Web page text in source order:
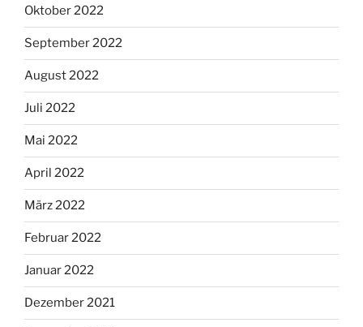
Oktober 2022
September 2022
August 2022
Juli 2022
Mai 2022
April 2022
März 2022
Februar 2022
Januar 2022
Dezember 2021